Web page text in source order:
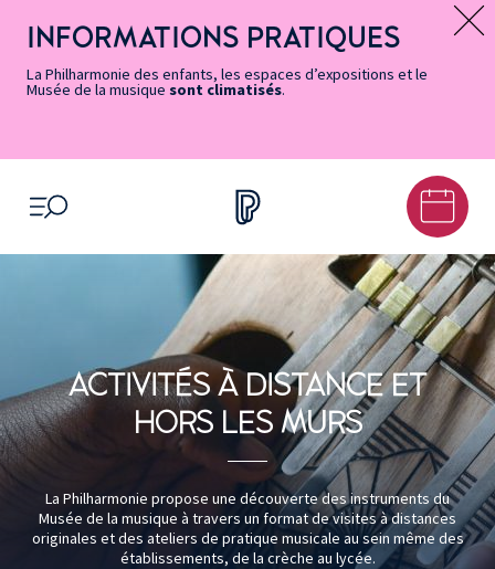
page
Accessibilité
accès
rapides
principal
contenu
principal
page
Message d’information
INFORMATIONS PRATIQUES
La Philharmonie des enfants, les espaces d’expositions et le
Musée de la musique sont climatisés.
OUVRIR LE MENU
ACTIVITÉS À DISTANCE ET
HORS LES MURS
La Philharmonie propose une découverte des instruments du
Musée de la musique à travers un format de visites à distances
originales et des ateliers de pratique musicale au sein même des
établissements, de la crèche au lycée.